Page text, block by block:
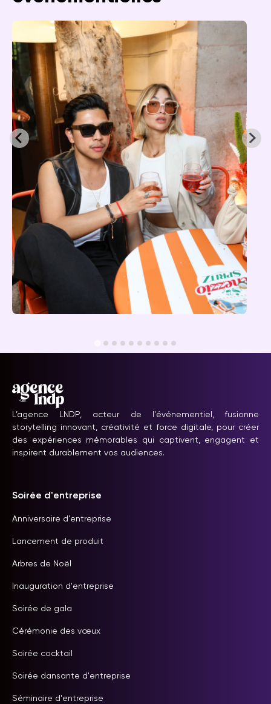
L’agence LNDP, acteur de l'événementiel, fusionne
storytelling innovant, créativité et force digitale, pour créer
des expériences mémorables qui captivent, engagent et
inspirent durablement vos audiences.
Soirée d'entreprise
Anniversaire d'entreprise
Lancement de produit
Arbres de Noël
Inauguration d'entreprise
Soirée de gala
Cérémonie des vœux
Soirée cocktail
Soirée dansante d'entreprise
Séminaire d'entreprise